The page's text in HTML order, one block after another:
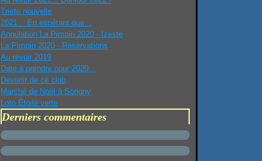
Triste nouvelle
2021... En espérant que...
Annulation La Pimpin 2020 - Izeste
La Pimpin 2020 - Réservations
Au revoir 2019
Date à prendre pour 2020...
Devenir de ce club
Marché de Noël à Sorigny
Loto Étoile verte
Derniers commentaires